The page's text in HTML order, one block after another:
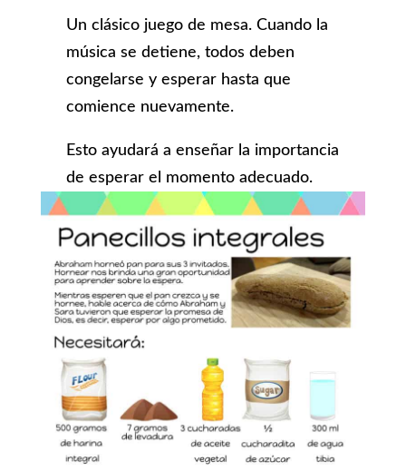
Un clásico juego de mesa. Cuando la
música se detiene, todos deben
congelarse y esperar hasta que
comience nuevamente.
Esto ayudará a enseñar la importancia
de esperar el momento adecuado.